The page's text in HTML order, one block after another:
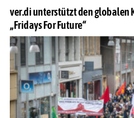
ver.di unterstützt den globalen
„Fridays For Future“